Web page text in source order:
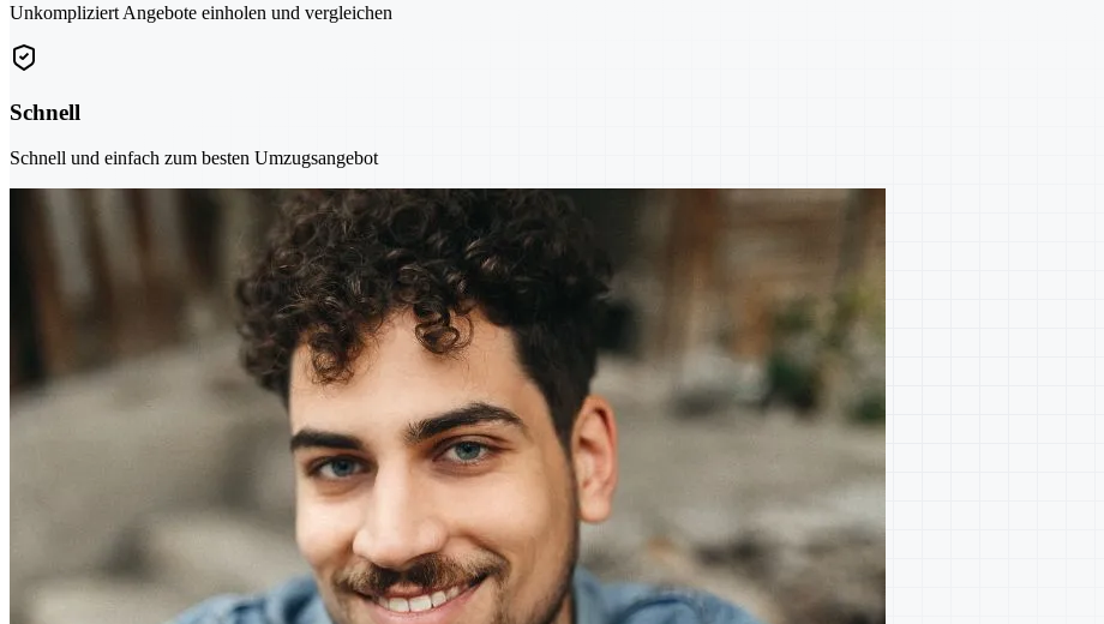
Unkompliziert Angebote einholen und vergleichen
Schnell
Schnell und einfach zum besten Umzugsangebot